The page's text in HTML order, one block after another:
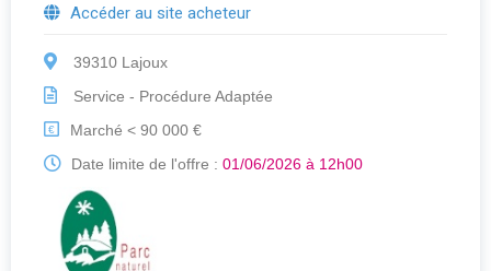
Accéder au site acheteur
39310 Lajoux
Service - Procédure Adaptée
€
Marché < 90 000 €
Date limite de l'offre : 01/06/2026 à 12h00